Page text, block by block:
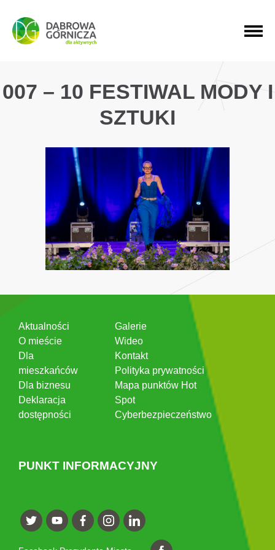
PRZEJDŹ DO MENU GŁÓWNEGO
PRZEJDŹ DO WYSZUKIWARKI
PRZEJDŹ DO TREŚCI
007 – 10 FESTIWAL MODY I
SZTUKI
Aktualności
O mieście
Dla
mieszkańców
Dla biznesu
Deklaracja
dostępności
Galerie
Wideo
Kontakt
Polityka prywatności
Mapa punktów Hot
Spot
Cyberbezpieczeństwo
PUNKT INFORMACYJNY